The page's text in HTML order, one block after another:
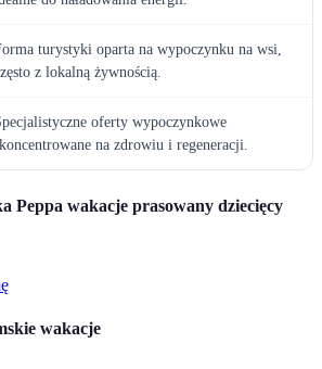
turystyki oparta na wypoczynku na wsi,
z lokalną żywnością.
oferty wypoczynkowe
na zdrowiu i regeneracji.
Peppa wakacje prasowany dziecięcy
wakacje